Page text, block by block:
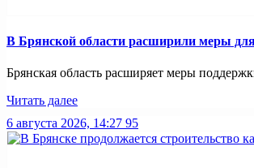
В Брянской области расширили меры
Брянская область расширяет меры
Читать далее
6 августа 2026, 14:27 95